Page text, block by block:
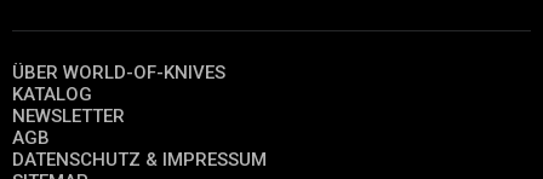
ÜBER WORLD-OF-KNIVES
KATALOG
NEWSLETTER
AGB
DATENSCHUTZ & IMPRESSUM